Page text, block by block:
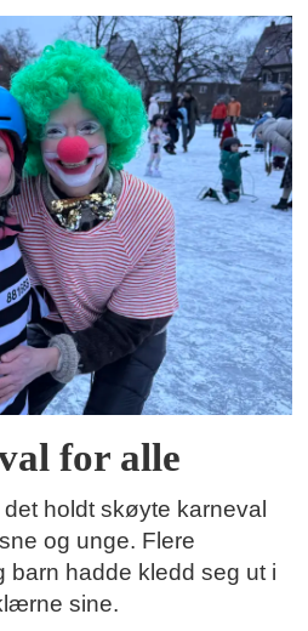
for alle
holdt skøyte karneval
og unge. Flere
barn hadde kledd seg ut i
sine.